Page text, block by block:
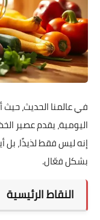
في عالمنا الحديث، حيث
اليومية، يقدم عصير
إنه ليس فقط لذيذًا، بل
بشكل فعّال.
النقاط الرئيسية